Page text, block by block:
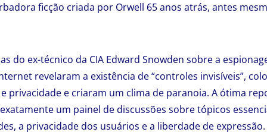
ficção criada por Orwell 65 anos atrás, antes
do ex-técnico da CIA Edward Snowden sobre a
revelaram a existência de “controles invisíveis”,
privacidade e criaram um clima de paranoia. A ótima
um painel de discussões sobre tópicos
a privacidade dos usuários e a liberdade de